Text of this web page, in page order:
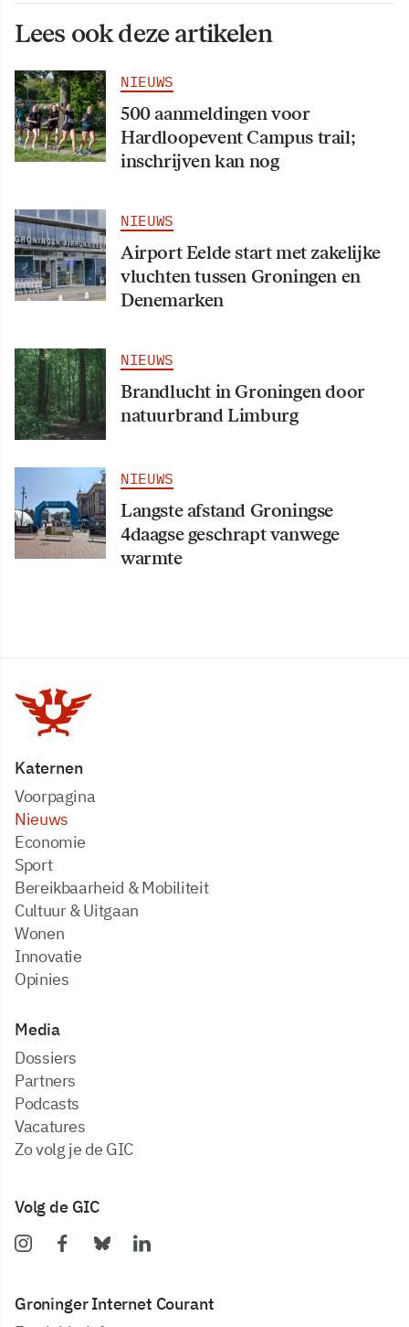
Lees ook deze artikelen
NIEUWS
500 aanmeldingen voor
Hardloopevent Campus trail;
inschrijven kan nog
NIEUWS
Airport Eelde start met zakelijke
vluchten tussen Groningen en
Denemarken
NIEUWS
Brandlucht in Groningen door
natuurbrand Limburg
NIEUWS
Langste afstand Groningse
4daagse geschrapt vanwege
warmte
Katernen
Voorpagina
Nieuws
Economie
Sport
Bereikbaarheid & Mobiliteit
Cultuur & Uitgaan
Wonen
Innovatie
Opinies
Media
dossiers
partners
podcasts
vacatures
zo volg je de GIC
Volg de GIC
Groninger Internet Courant